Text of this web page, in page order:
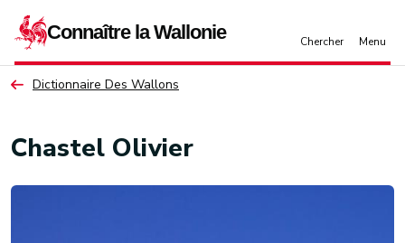
Dictionnaire Des Wallons
Chastel Olivier